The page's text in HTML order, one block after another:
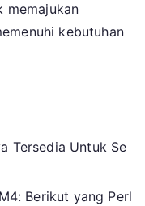
memajukan
kebutuhan
Tersedia Untuk Se
Berikut yang Perl